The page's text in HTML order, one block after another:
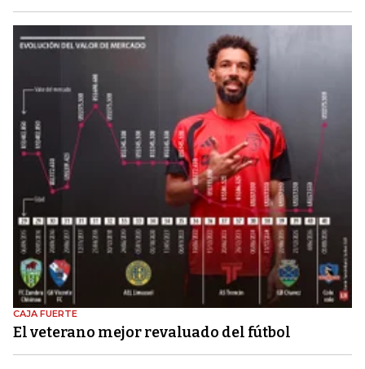
CAJA FUERTE
El veterano mejor revaluado del fútbol